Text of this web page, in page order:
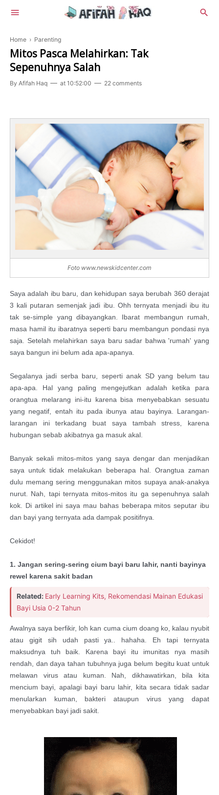
Lifestyle
Food
Health
Review
Tekno
Home › Parenting
Mitos Pasca Melahirkan: Tak
Sepenuhnya Salah
By Afifah Haq at 10:52:00 22 comments
Foto www.newskidcenter.com
Saya adalah ibu baru, dan kehidupan saya berubah 360 derajat
3 kali putaran semenjak jadi ibu. Ohh ternyata menjadi ibu itu
tak se-simple yang dibayangkan. Ibarat membangun rumah,
masa hamil itu ibaratnya seperti baru membangun pondasi nya
saja. Setelah melahirkan saya baru sadar bahwa 'rumah' yang
saya bangun ini belum ada apa-apanya.
Segalanya jadi serba baru, seperti anak SD yang belum tau
apa-apa. Hal yang paling mengejutkan adalah ketika para
orangtua melarang ini-itu karena bisa menyebabkan sesuatu
yang negatif, entah itu pada ibunya atau bayinya. Larangan-
larangan ini terkadang buat saya tambah stress, karena
hubungan sebab akibatnya ga masuk akal.
Banyak sekali mitos-mitos yang saya dengar dan menjadikan
saya untuk tidak melakukan beberapa hal. Orangtua zaman
dulu memang sering menggunakan mitos supaya anak-anakya
nurut. Nah, tapi ternyata mitos-mitos itu ga sepenuhnya salah
kok. Di artikel ini saya mau bahas beberapa mitos seputar ibu
dan bayi yang ternyata ada dampak positifnya.
Cekidot!
1. Jangan sering-sering cium bayi baru lahir, nanti bayinya
rewel karena sakit badan
Related: Early Learning Kits, Rekomendasi Mainan Edukasi
Bayi Usia 0-2 Tahun
Awalnya saya berfikir, loh kan cuma cium doang ko, kalau nyubit
atau gigit sih udah pasti ya.. hahaha. Eh tapi ternyata
maksudnya tuh baik. Karena bayi itu imunitas nya masih
rendah, dan daya tahan tubuhnya juga belum begitu kuat untuk
melawan virus atau kuman. Nah, dikhawatirkan, bila kita
mencium bayi, apalagi bayi baru lahir, kita secara tidak sadar
menularkan kuman, bakteri ataupun virus yang dapat
menyebabkan bayi jadi sakit.